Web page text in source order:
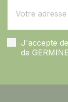
J'accepte
de